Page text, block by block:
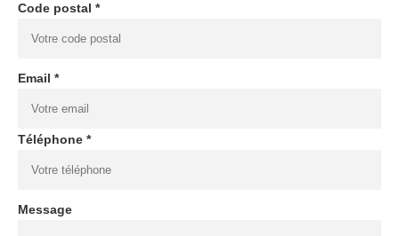
Code postal *
Email *
Téléphone *
Message